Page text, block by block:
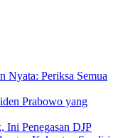
Nyata: Periksa Semua
Prabowo yang
Ini Penegasan DJP